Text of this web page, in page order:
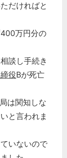
だければと
万円分の
談し手続き
役Bが死亡
は関知しな
と言われま
いないので